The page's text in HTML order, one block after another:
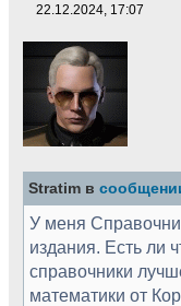
22.12.2024, 17:07
Stratim в
У меня
издания. Есть ли
справочники
математики от